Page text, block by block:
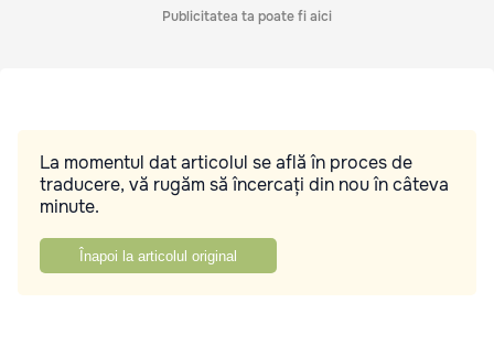
Publicitatea ta poate fi aici
La momentul dat articolul se află în proces de
traducere, vă rugăm să încercați din nou în câteva
minute.
Înapoi la articolul original